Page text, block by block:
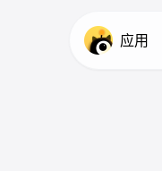
应用